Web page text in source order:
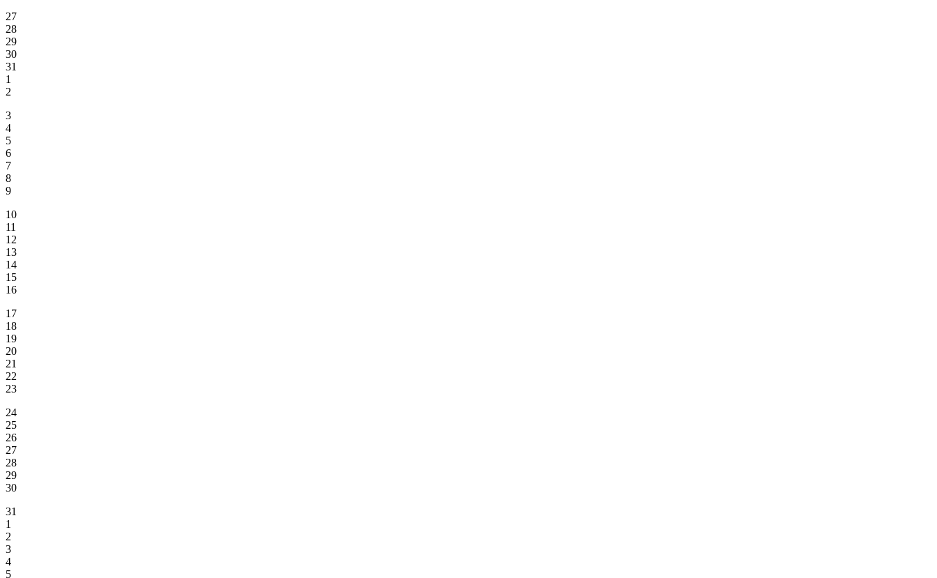
27
28
29
30
31
1
2
3
4
5
6
7
8
9
10
11
12
13
14
15
16
17
18
19
20
21
22
23
24
25
26
27
28
29
30
31
1
2
3
4
5